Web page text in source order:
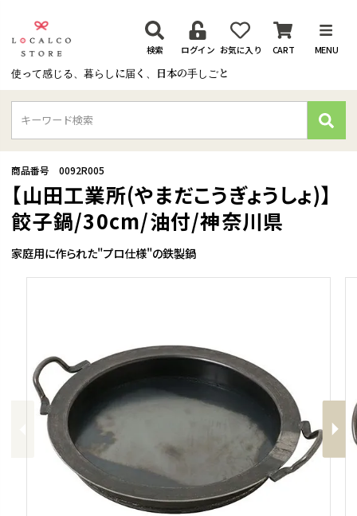
使って感じる、暮らしに届く、日本の手しごと
検索 ログイン お気に入り CART MENU
検
索
Previous
Next
家庭用に作られた"プロ仕様"の鉄製鍋
【山田工業所(やまだこうぎょうしょ)】
餃子鍋/30cm/油付/神奈川県
商品番号 0092R005